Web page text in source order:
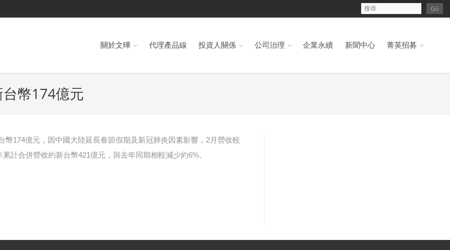
關於文曄 代理產品線 投資人關係 公司治理 企業永續 新聞中心 菁英招募
幣174億元
174億元，因中國大陸延長春節假期及新冠肺炎因素影響，2月營收較
計合併營收約新台幣421億元，與去年同期相較減少約6%。